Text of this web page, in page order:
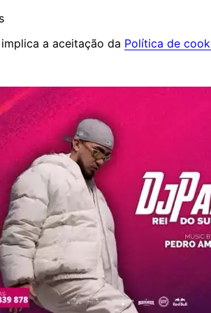
a aceitação da Política de